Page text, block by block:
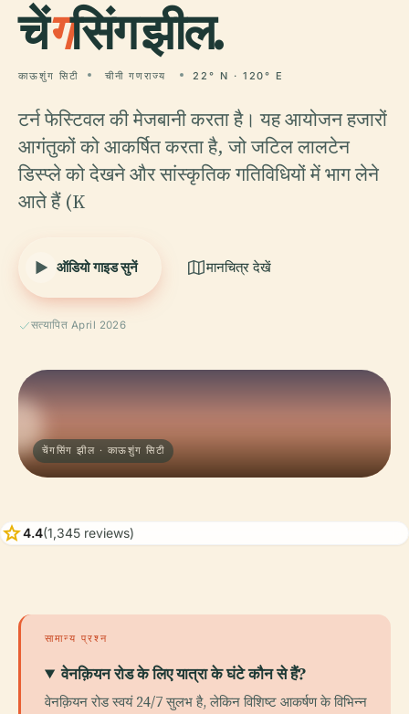
चेंगसिंग झील.
काऊशुंग सिटी चीनी गणराज्य 22° N · 120° E
टर्न फेस्टिवल की मेजबानी करता है। यह आयोजन हजारों
आगंतुकों को आकर्षित करता है, जो जटिल लालटेन
डिस्प्ले को देखने और सांस्कृतिक गतिविधियों में भाग लेने
आते हैं (K
ऑडियो गाइड सुनें मानचित्र देखें
सत्यापित April 2026
चेंगसिंग झील · काऊशुंग सिटी
star4.4(1,345 reviews)
सामान्य प्रश्न
वेनक़ियन रोड के लिए यात्रा के घंटे कौन से हैं?
वेनक़ियन रोड स्वयं 24/7 सुलभ है, लेकिन विशिष्ट आकर्षण के विभिन्न